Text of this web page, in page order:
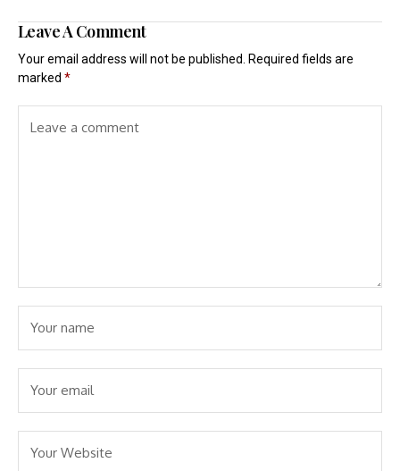
Leave A Comment
Your email address will not be published. Required fields are
marked *